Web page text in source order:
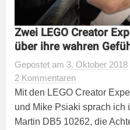
Zwei LEGO Creator
über ihre wahren
Gepostet am 3. Oktober 2018
2 Kommentaren
Mit den LEGO Creator
und Mike Psiaki sprach ich
Martin DB5 10262, die